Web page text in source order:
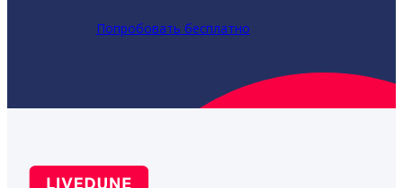
Попробовать бесплатно